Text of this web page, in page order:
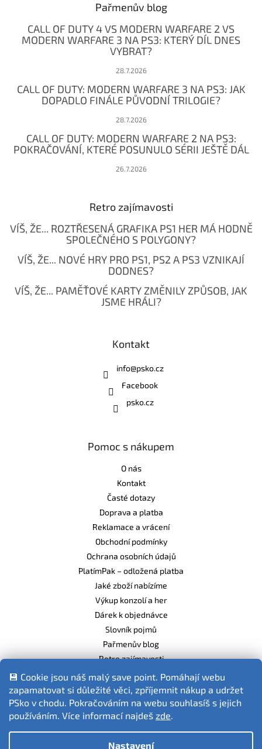
💾 Cookie jsou náš malý save point. Pomáhají webu
zapamatovat si důležité věci, zpříjemnit nákup a udržet
PSko v chodu. Pokračováním na webu souhlasíš s jejich
používáním. Více informací najdeš zde.
Nastavení
Pařmenův blog
CALL OF DUTY 4 VS MODERN WARFARE 2 VS
MODERN WARFARE 3 NA PS3: KTERÝ DÍL DNES
VYBRAT?
28.7.2026
CALL OF DUTY: MODERN WARFARE 3 NA PS3: JAK
DOPADLO FINÁLE PŮVODNÍ TRILOGIE?
28.7.2026
CALL OF DUTY: MODERN WARFARE 2 NA PS3:
POKRAČOVÁNÍ, KTERÉ POSUNULO SÉRII JEŠTĚ DÁL
26.7.2026
Retro zajímavosti
VÍŠ, ŽE... ROZTŘESENÁ GRAFIKA PS1 HER MÁ HODNĚ
SPOLEČNÉHO S POLYGONY?
VÍŠ, ŽE... NOVÉ HRY PRO PS1, PS2 A PS3 VZNIKAJÍ
DODNES?
VÍŠ, ŽE... PAMĚŤOVÉ KARTY ZMĚNILY ZPŮSOB, JAK
JSME HRÁLI?
Kontakt
info@psko.cz
Facebook
psko.cz
Pomoc s nákupem
O nás
Kontakt
Časté dotazy
Doprava a platba
Reklamace a vrácení
Obchodní podmínky
Ochrana osobních údajů
PlatímPak – odložená platba
Jaké zboží nabízíme
Výkup konzolí a her
Dárek k objednávce
Slovník pojmů
Pařmenův blog
Retro zajímavosti
Balíme ekologicky
Fotografie produktů jsou ilustrativní.